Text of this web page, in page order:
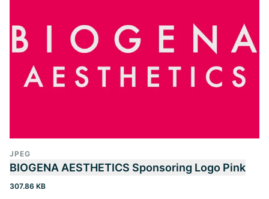
JPEG
BIOGENA AESTHETICS Sponsoring Logo Pink
307.86 KB